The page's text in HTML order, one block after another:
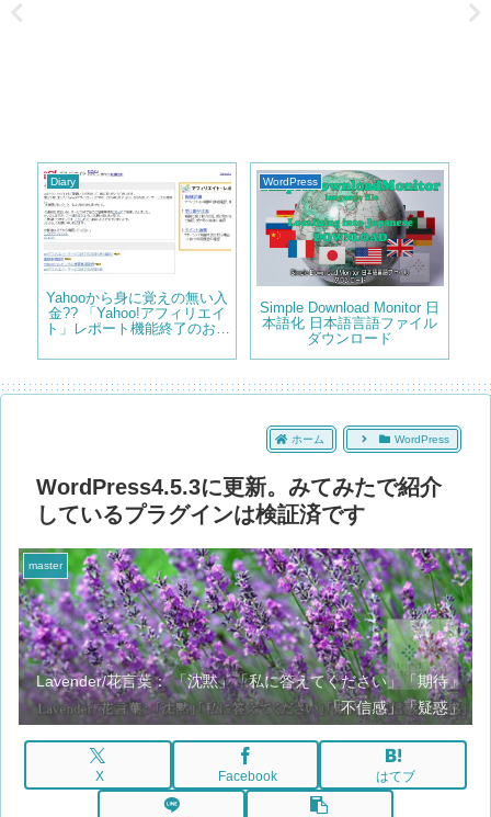
Diary
Yahooから身に覚えの無い入
金?? 「Yahoo!アフィリエイ
ト」レポート機能終了のお知
WordPress
Simple Download Monitor 日
本語化 日本語言語ファイル
ダウンロード
ホーム WordPress
WordPress4.5.3に更新。みてみたで紹介
しているプラグインは検証済です
master
Lavender/花言葉： 「沈黙」「私に答えてください」「期待」
「不信感」「疑惑」
X Facebook はてブ